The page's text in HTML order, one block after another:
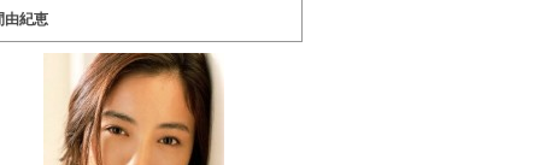
由紀恵